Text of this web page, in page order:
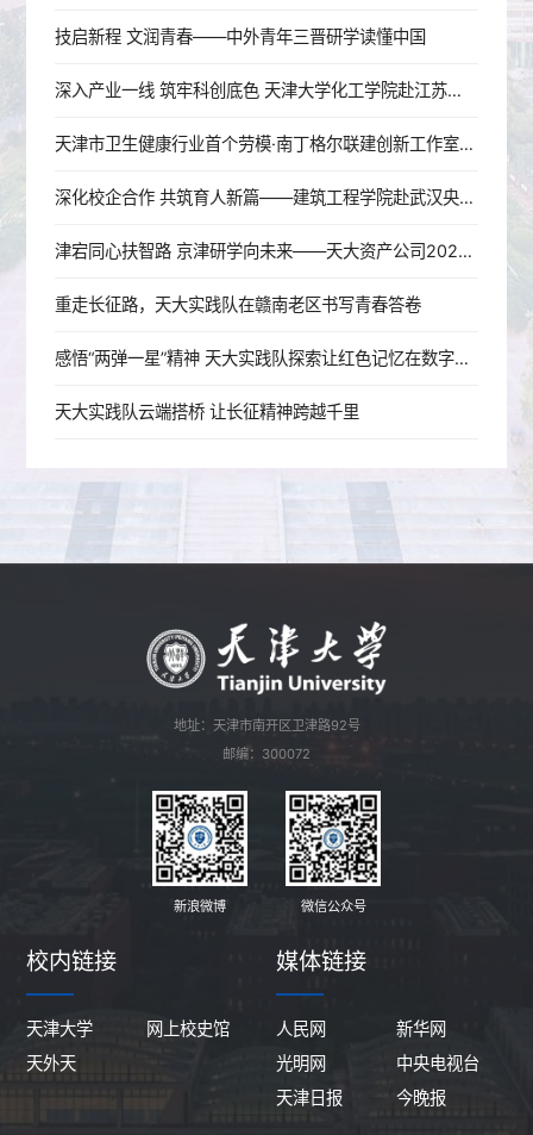
技启新程 文润青春——中外青年三晋研学读懂中国
深入产业一线 筑牢科创底色 天津大学化工学院赴江苏开展暑期实践
天津市卫生健康行业首个劳模·南丁格尔联建创新工作室成立
深化校企合作 共筑育人新篇——建筑工程学院赴武汉央企走访调研
津宕同心扶智路 京津研学向未来——天大资产公司2026年宕昌师生研学活动圆满结束
重走长征路，天大实践队在赣南老区书写青春答卷
感悟“两弹一星”精神 天大实践队探索让红色记忆在数字时代“活”起来
天大实践队云端搭桥 让长征精神跨越千里
地址：天津市南开区卫津路92号
邮编：300072
新浪微博 微信公众号
校内链接
天津大学
网上校史馆
天外天
媒体链接
人民网
新华网
光明网
中央电视台
天津日报
今晚报